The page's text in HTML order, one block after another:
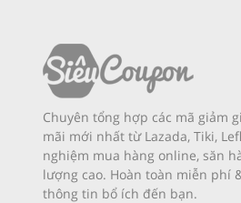
Chuyên tổng hợp các mã giảm
mãi mới nhất từ Lazada, Tiki,
nghiệm mua hàng online, săn
lượng cao. Hoàn toàn miễn phí
thông tin bổ ích đến bạn.